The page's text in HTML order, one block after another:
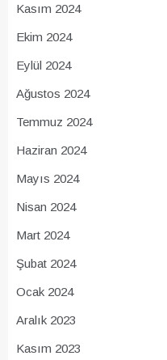
Kasım 2024
Ekim 2024
Eylül 2024
Ağustos 2024
Temmuz 2024
Haziran 2024
Mayıs 2024
Nisan 2024
Mart 2024
Şubat 2024
Ocak 2024
Aralık 2023
Kasım 2023